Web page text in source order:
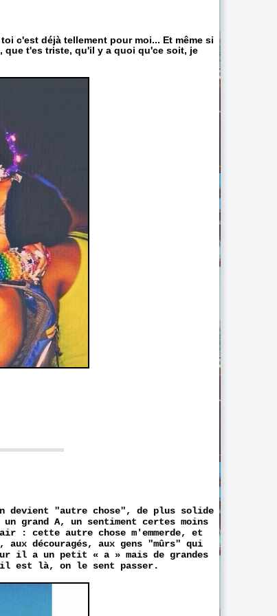
c'est déjà tellement pour moi... Et même si
t'es triste, qu'il y a quoi qu'ce soit, je
devient "autre chose", de plus solide
grand A, un sentiment certes moins
: cette autre chose m'emmerde, et
découragés, aux gens "mûrs" qui
il a un petit « a » mais de grandes
il est là, on le sent passer.